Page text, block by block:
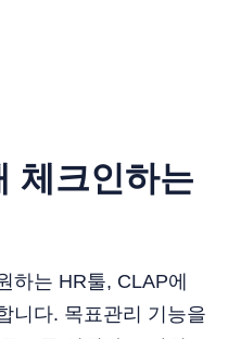
체크인하는
하는 HR툴, CLAP에
니다. 목표관리 기능을